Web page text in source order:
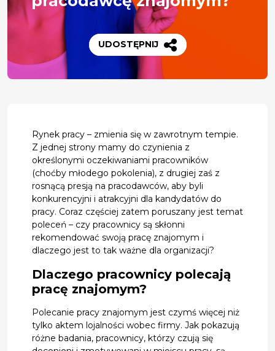
UDOSTĘPNIJ
Rynek pracy – zmienia się w zawrotnym tempie.
Z jednej strony mamy do czynienia z
określonymi oczekiwaniami pracowników
(choćby młodego pokolenia), z drugiej zaś z
rosnącą presją na pracodawców, aby byli
konkurencyjni i atrakcyjni dla kandydatów do
pracy. Coraz częściej zatem poruszany jest temat
poleceń – czy pracownicy są skłonni
rekomendować swoją pracę znajomym i
dlaczego jest to tak ważne dla organizacji?
Dlaczego pracownicy polecają
pracę znajomym?
Polecanie pracy znajomym jest czymś więcej niż
tylko aktem lojalności wobec firmy. Jak pokazują
różne badania, pracownicy, którzy czują się